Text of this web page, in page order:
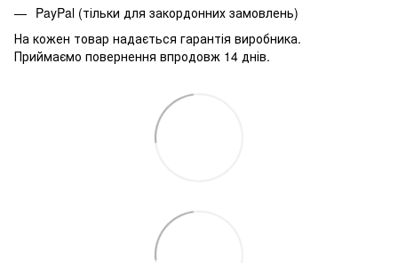
PayPal (тільки для закордонних замовлень)
На кожен товар надається гарантія виробника.
Приймаємо повернення впродовж 14 днів.